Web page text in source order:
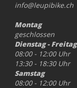
info@leupibike.ch
Montag
geschlossen
Dienstag - Freitag
08:00 - 12:00 Uhr
13:30 - 18:30 Uhr
Samstag
08:00 - 12:00 Uhr